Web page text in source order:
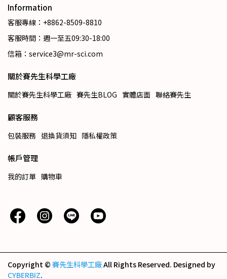
Information
客服專線：+8862-8509-8810
客服時間：週一至五09:30-18:00
信箱：service3@mr-sci.com
關於賽先生科學工廠
關於賽先生科學工廠 賽先生BLOG 實體店面 聯絡賽先生
顧客服務
包裝服務 退換貨須知 隱私權政策
帳戶管理
我的訂單 購物車
Copyright © 賽先生科學工廠All Rights Reserved. Designed by
CYBERBIZ.